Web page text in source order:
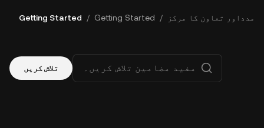
مدداور تعاون کا مرکز /
Getting Started
/
Getting Started
تلاش کریں